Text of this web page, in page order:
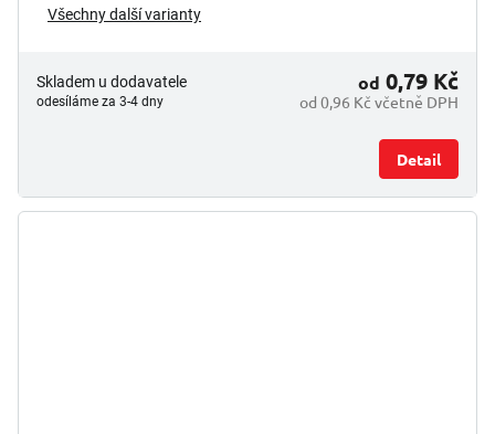
Všechny další varianty
Skladem u dodavatele
odesíláme za 3-4 dny od 0,96 Kč včetně DPH
od 0,79 Kč
Detail